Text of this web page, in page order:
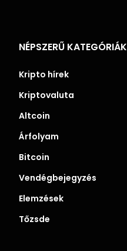
NÉPSZERŰ KATEGÓRIÁK
Kripto hírek
Kriptovaluta
Altcoin
Árfolyam
Bitcoin
Vendégbejegyzés
Elemzések
Tőzsde